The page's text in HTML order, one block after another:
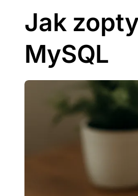
Jak
MySQL